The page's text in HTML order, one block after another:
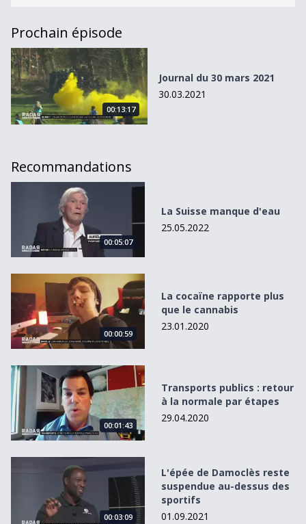
Prochain épisode
Journal du 30 mars 2021
00:13:17
Journal du 30 mars 2021
30.03.2021
Recommandations
La Suisse manque d&#039;eau
00:05:07
La Suisse manque d'eau
25.05.2022
La cocaïne rapporte plus que le cannabis
00:00:59
La cocaïne rapporte plus
que le cannabis
23.01.2020
Transports publics : retour à la normale par étapes
00:01:43
Transports publics : retour
à la normale par étapes
29.04.2020
L&#039;épée de Damoclès reste suspendue au-dessus
00:03:09
L'épée de Damoclès reste
suspendue au-dessus des
sportifs
01.09.2021